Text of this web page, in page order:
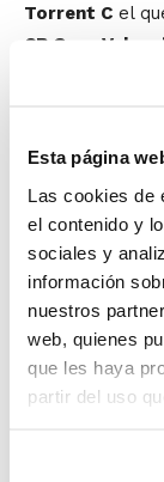
Esta página
Las cookies de
el contenido y
sociales y
información
nuestros
web, quienes
que les haya
partir del uso
Torrent C el
CB Grao
Mejor jugador
Bayo(CB Grao)
Horarios y
Infantil
Club Bàsquet
Cadete